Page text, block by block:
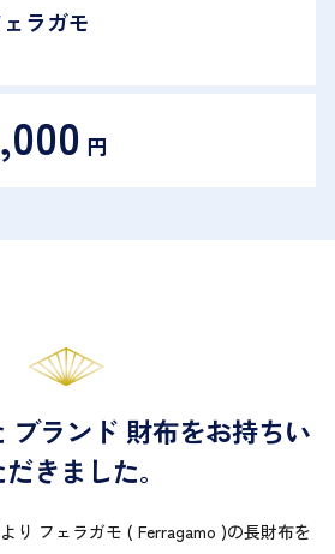
ラガモ
円
ブランド 財布をお持ちい
だきました｡
り フェラガモ ( Ferragamo )の長財布を